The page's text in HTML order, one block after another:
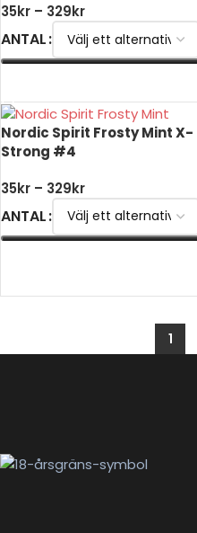
35kr – 329kr
ANTAL
Nordic Spirit Frosty Mint X-
Strong #4
35kr – 329kr
ANTAL
1